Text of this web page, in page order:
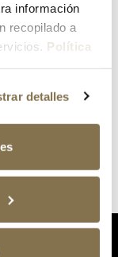
información
recopilado a
Política
detalles